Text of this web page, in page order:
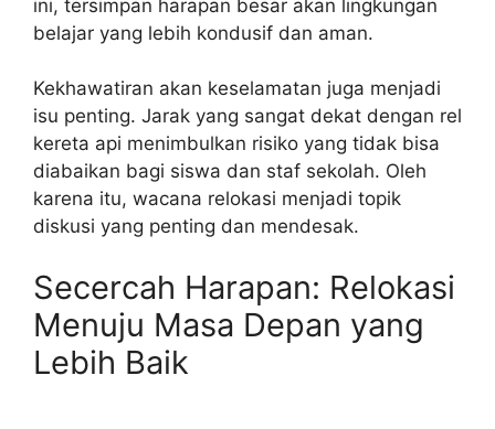
ini, tersimpan harapan besar akan lingkungan
belajar yang lebih kondusif dan aman.
Kekhawatiran akan keselamatan juga menjadi
isu penting. Jarak yang sangat dekat dengan rel
kereta api menimbulkan risiko yang tidak bisa
diabaikan bagi siswa dan staf sekolah. Oleh
karena itu, wacana relokasi menjadi topik
diskusi yang penting dan mendesak.
Secercah Harapan: Relokasi
Menuju Masa Depan yang
Lebih Baik